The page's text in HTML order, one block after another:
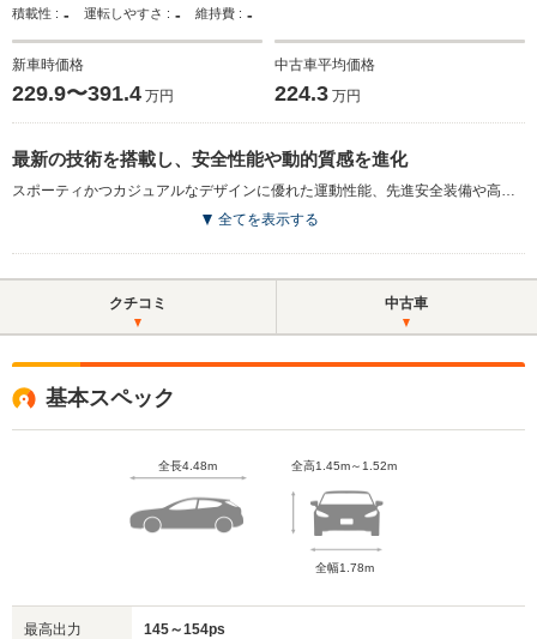
積載性 : - 運転しやすさ : - 維持費 : -
新車時価格
229.9〜391.4 万円
中古車平均価格
224.3 万円
最新の技術を搭載し、安全性能や動的質感を進化
スポーティかつカジュアルなデザインに優れた運動性能、先進安全装備や高いユーティリティを兼ね備えたスバルのスタンダードモデル。新型ではこれらの要素を踏襲しながら、最新の技術を多数搭載し、安全性能や動的質感の大幅な進化が実現された。エクステリアは、引き締まったスピード感ある鋭いシェイプと張り出したフェンダーにより、スポーティさを表現。インテリアは、ドライビングとアクティビティの時間を自然体で過ごせる、使い勝手の良いカジュアルな仕立てとされた。11.6インチマルチインフォメーションディスプレイが搭載され、実用性と利便性も高められている。エンジンは2L水平対向4気筒直噴DOHCと、同ユニットにモーターを組み合わせた「e-BOXER」の2種類が用意される。（2023.4）
全てを表示する
クチコミ 中古車
基本スペック
全長4.48m 全高1.45m～1.52m
全幅1.78m
最高出力 145～154ps